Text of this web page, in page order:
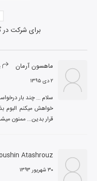
برای شرکت در
ماهسون آرمان
۲ دی ۱۳۹۵
قرار بدین... ممنون
Atashrouz
۳۰ شهریور ۱۳۹۳